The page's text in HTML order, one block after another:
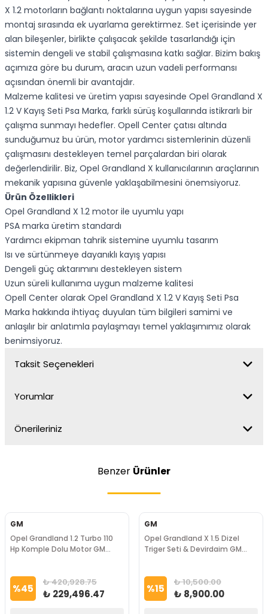
X 1.2 motorların bağlantı noktalarına uygun yapısı sayesinde
montaj sırasında ek uyarlama gerektirmez. Set içerisinde yer
alan bileşenler, birlikte çalışacak şekilde tasarlandığı için
sistemin dengeli ve stabil çalışmasına katkı sağlar. Bizim bakış
açımıza göre bu durum, aracın uzun vadeli performansı
açısından önemli bir avantajdır.
Malzeme kalitesi ve üretim yapısı sayesinde Opel Grandland X
1.2 V Kayış Seti Psa Marka, farklı sürüş koşullarında istikrarlı bir
çalışma sunmayı hedefler. Opell Center çatısı altında
sunduğumuz bu ürün, motor yardımcı sistemlerinin düzenli
çalışmasını destekleyen temel parçalardan biri olarak
değerlendirilir. Biz, Opel Grandland X kullanıcılarının araçlarının
mekanik yapısına güvenle yaklaşabilmesini önemsiyoruz.
Ürün Özellikleri
Opel Grandland X 1.2 motor ile uyumlu yapı
PSA marka üretim standardı
Yardımcı ekipman tahrik sistemine uyumlu tasarım
Isı ve sürtünmeye dayanıklı kayış yapısı
Dengeli güç aktarımını destekleyen sistem
Uzun süreli kullanıma uygun malzeme kalitesi
Opell Center olarak Opel Grandland X 1.2 V Kayış Seti Psa
Marka hakkında ihtiyaç duyulan tüm bilgileri samimi ve
anlaşılır bir anlatımla paylaşmayı temel yaklaşımımız olarak
benimsiyoruz.
Taksit Seçenekleri
Yorumlar
Önerileriniz
Benzer Ürünler
GM
Opel Grandland 1.2 Turbo 110
Hp Komple Dolu Motor GM
%45 ₺ 420,928.75
₺ 229,496.47
GM
Opel Grandland X 1.5 Dizel
Triger Seti & Devirdaim GM
%15 ₺ 10,500.00
₺ 8,900.00